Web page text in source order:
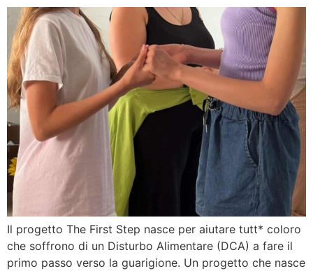
Il progetto The First Step nasce per aiutare tutt* coloro
che soffrono di un Disturbo Alimentare (DCA) a fare il
primo passo verso la guarigione. Un progetto che nasce